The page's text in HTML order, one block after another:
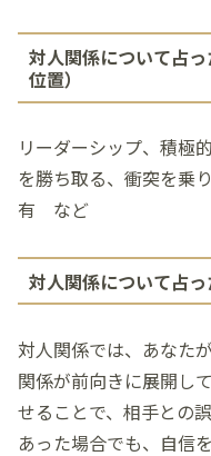
対人関係について占
位置）
リーダーシップ、積極
を勝ち取る、衝突を乗
有 など
対人関係について占っ
対人関係では、あなた
関係が前向きに展開し
せることで、相手との
あった場合でも、自信